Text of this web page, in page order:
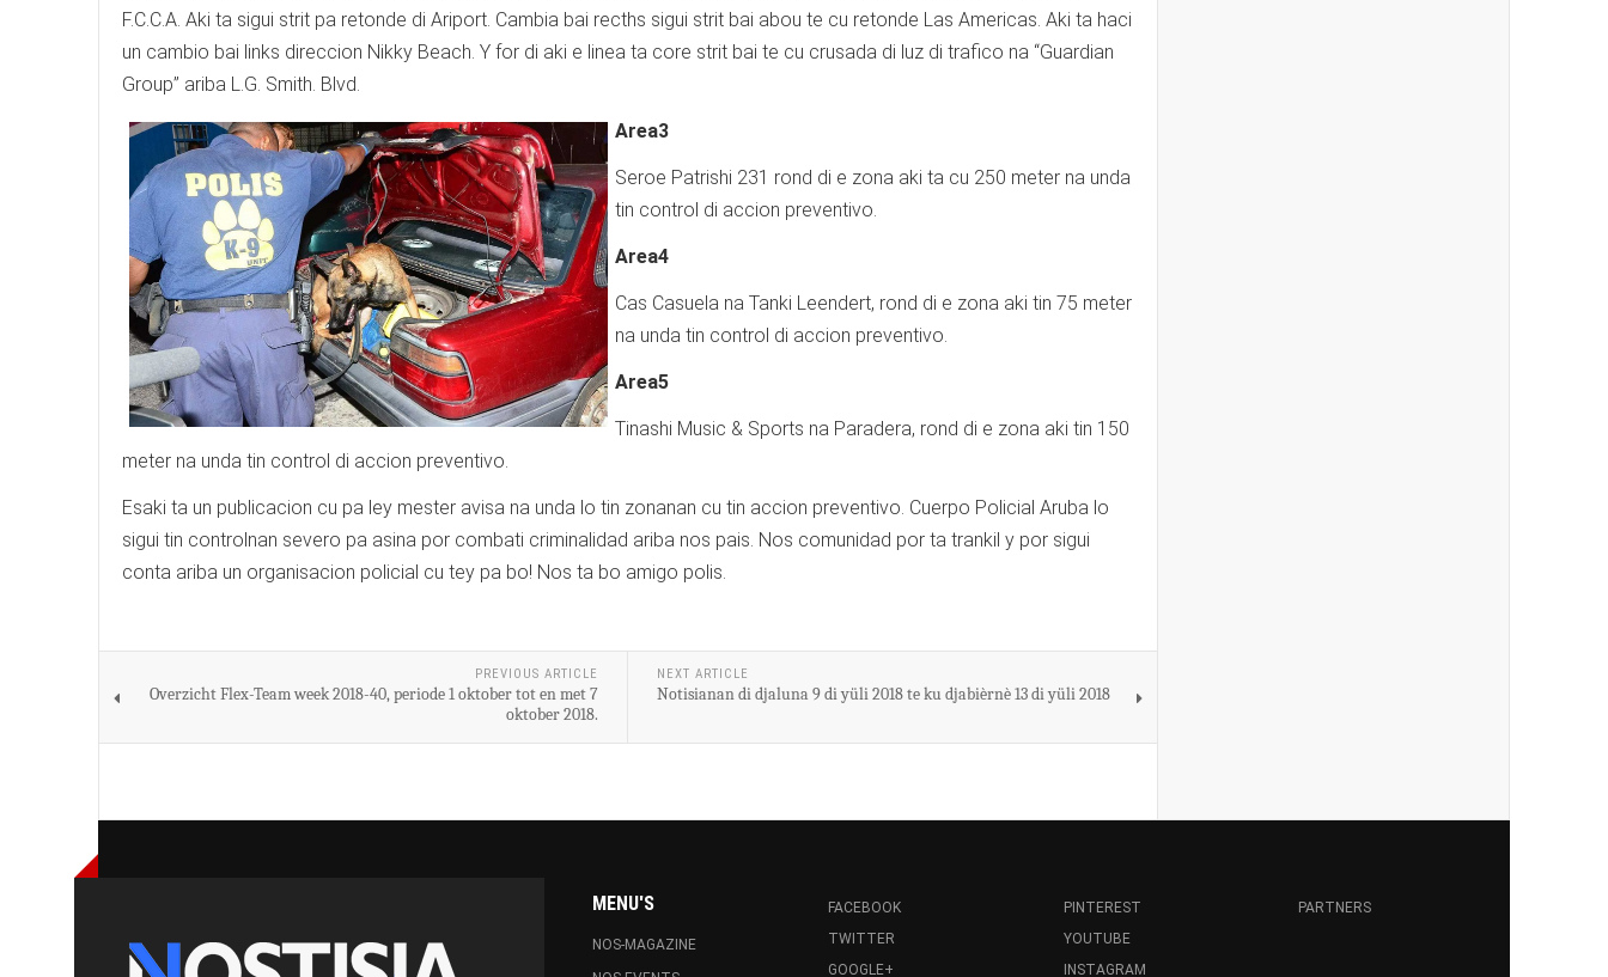
F.C.C.A. Aki ta sigui strit pa retonde di Ariport. Cambia bai recths sigui strit bai abou te cu retonde Las Americas. Aki ta haci
un cambio bai links direccion Nikky Beach. Y for di aki e linea ta core strit bai te cu crusada di luz di trafico na “Guardian
Group” ariba L.G. Smith. Blvd.
Area3
Seroe Patrishi 231 rond di e zona aki ta cu 250 meter na unda
tin control di accion preventivo.
Area4
Cas Casuela na Tanki Leendert, rond di e zona aki tin 75 meter
na unda tin control di accion preventivo.
Area5
Tinashi Music & Sports na Paradera, rond di e zona aki tin 150
meter na unda tin control di accion preventivo.
Esaki ta un publicacion cu pa ley mester avisa na unda lo tin zonanan cu tin accion preventivo. Cuerpo Policial Aruba lo
sigui tin controlnan severo pa asina por combati criminalidad ariba nos pais. Nos comunidad por ta trankil y por sigui
conta ariba un organisacion policial cu tey pa bo! Nos ta bo amigo polis.
PREVIOUS ARTICLE
Overzicht Flex-Team week 2018-40, periode 1 oktober tot en met 7
oktober 2018.
NEXT ARTICLE
Notisianan di djaluna 9 di yüli 2018 te ku djabièrnè 13 di yüli 2018
MENU'S
NOS-MAGAZINE
FACEBOOK
TWITTER
GOOGLE+
PINTEREST
YOUTUBE
INSTAGRAM
PARTNERS